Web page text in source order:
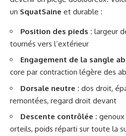
un SquatSaine et durable :
Position des pieds : largeur
tournés vers l’extérieur
Engagement de la sangle
core par contraction légère des
Dorsale neutre : dos droit,
remontées, regard droit devant
Descente contrôlée :
orteils, poids réparti sur toute la